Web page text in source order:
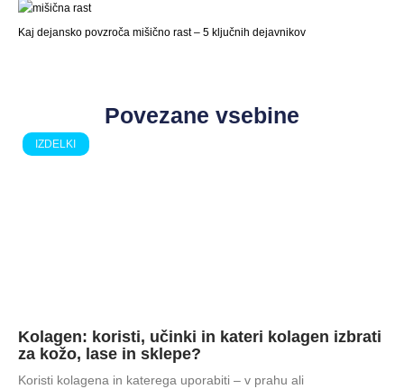
Kaj dejansko povzroča mišično rast – 5 ključnih dejavnikov
Povezane vsebine
IZDELKI
Kolagen: koristi, učinki in kateri kolagen izbrati
za kožo, lase in sklepe?
Koristi kolagena in katerega uporabiti – v prahu ali